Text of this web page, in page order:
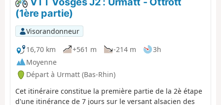
Vosges, le magazine des randonneurs édité
par les DNA et L'Alsace.
(1ère partie)
Visorandonneur
16,70 km
+561 m -214 m
3h
Moyenne
Départ à Urmatt (Bas-Rhin)
Cet itinéraire constitue la première partie de la 2è étape
d'une itinérance de 7 jours sur le versant alsacien des